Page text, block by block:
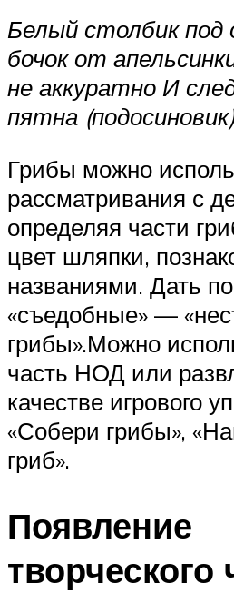
Белый столбик под
бочок от
не аккуратно И
пятна
Грибы можно
рассматривания с
определяя части
цвет шляпки,
названиями. Дать
«съедобные» —
грибы».Можно
часть НОД или
качестве игрового
«Собери грибы»,
гриб».
Появление
творческого